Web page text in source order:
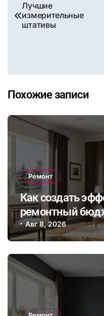
по
Лучшие
измерительные
штативы
Похожие записи
Ремонт
Как создать
ремонтный
неожиданные
ошибок
Авг 8, 2026